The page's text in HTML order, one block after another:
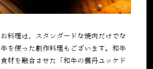
料理は、スタンダードな焼肉だけでな
を使った創作料理もございます。和牛
材を融合させた「和牛の雲丹ユッケド